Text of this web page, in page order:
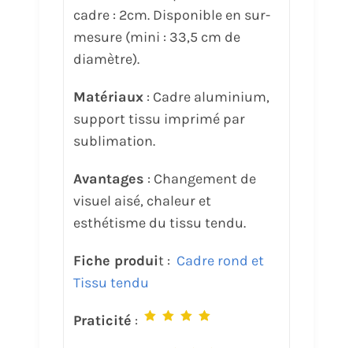
cadre : 2cm. Disponible en sur-
mesure (mini : 33,5 cm de
diamètre).
Matériaux: Cadre aluminium,
support tissu imprimé par
sublimation.
Avantages : Changement de
visuel aisé, chaleur et
esthétisme du tissu tendu.
Fiche produit : Cadre rond et
Tissu tendu
Praticité :